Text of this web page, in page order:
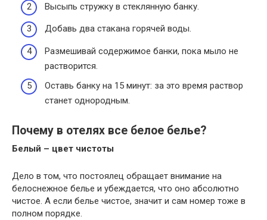
Высыпь стружку в стеклянную банку.
Добавь два стакана горячей воды.
Размешивай содержимое банки, пока мыло не
растворится.
Оставь банку на 15 минут: за это время раствор
станет однородным.
Почему в отелях все белое белье?
Белый – цвет чистоты
Дело в том, что постоялец обращает внимание на
белоснежное белье и убеждается, что оно абсолютно
чистое. А если белье чистое, значит и сам номер тоже в
полном порядке.